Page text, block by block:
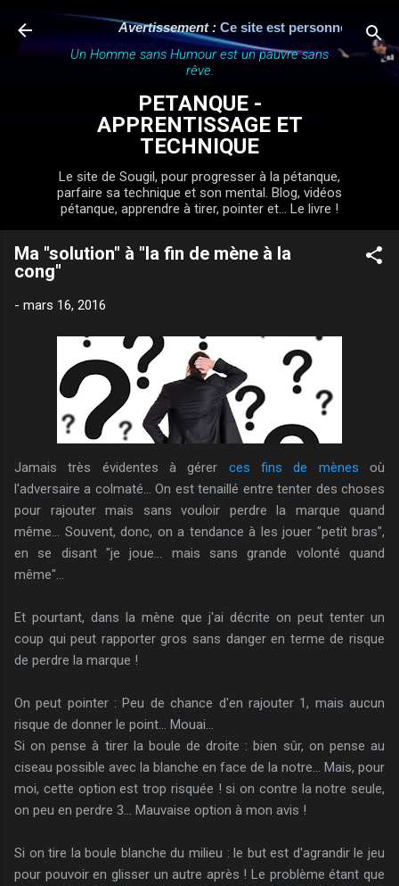
Accéder au contenu principal
Avertissement : Ce site est personnel,
Un Homme sans Humour est un pauvre sans
rêve.
PETANQUE -
APPRENTISSAGE ET
TECHNIQUE
Le site de Sougil, pour progresser à la pétanque,
parfaire sa technique et son mental. Blog, vidéos
pétanque, apprendre à tirer, pointer et... Le livre !
Ma "solution" à "la fin de mène à la
cong"
- mars 16, 2016
Jamais très évidentes à gérer ces fins de mènes où
l'adversaire a colmaté... On est tenaillé entre tenter des choses
pour rajouter mais sans vouloir perdre la marque quand
même... Souvent, donc, on a tendance à les jouer "petit bras",
en se disant "je joue... mais sans grande volonté quand
même"...
Et pourtant, dans la mène que j'ai décrite on peut tenter un
coup qui peut rapporter gros sans danger en terme de risque
de perdre la marque !
On peut pointer : Peu de chance d'en rajouter 1, mais aucun
risque de donner le point... Mouai...
Si on pense à tirer la boule de droite : bien sûr, on pense au
ciseau possible avec la blanche en face de la notre... Mais, pour
moi, cette option est trop risquée ! si on contre la notre seule,
on peu en perdre 3... Mauvaise option à mon avis !
Si on tire la boule blanche du milieu : le but est d'agrandir le jeu
pour pouvoir en glisser un autre après ! Le problème étant que